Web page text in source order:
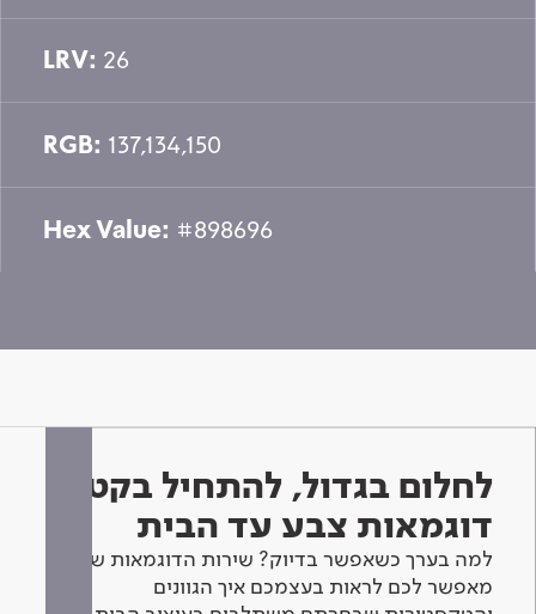
LRV: 26
RGB: 137,134,150
Hex Value: #898696
לחלום בגדול, להתחיל בקטן -
דוגמאות צבע עד הבית
למה בערך כשאפשר בדיוק? שירות הדוגמאות שלנו
מאפשר לכם לראות בעצמכם איך הגוונים